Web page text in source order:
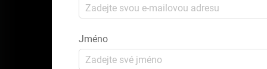
Jméno